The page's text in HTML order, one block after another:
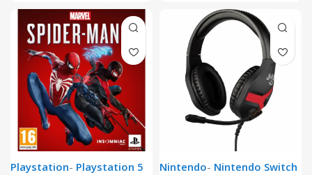
Playstation- Playstation 5 Nintendo- Nintendo Switch